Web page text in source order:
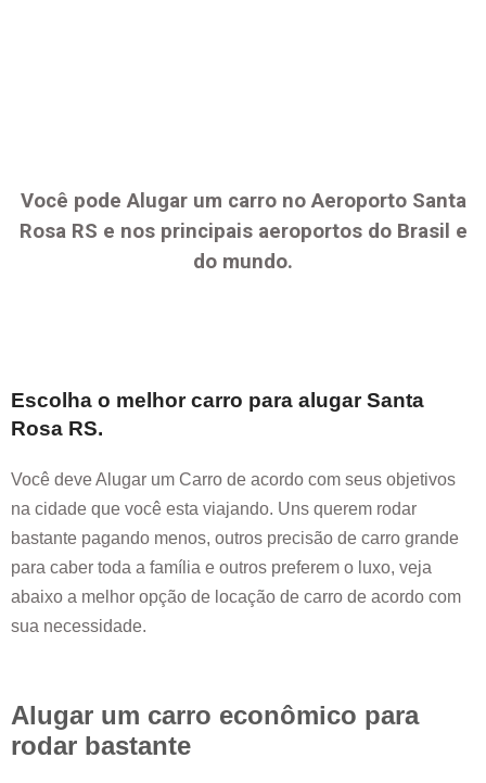
Você pode Alugar um carro no Aeroporto Santa
Rosa RS e nos principais aeroportos do Brasil e
do mundo.
Escolha o melhor carro para alugarSanta
Rosa RS.
Você deve Alugar um Carro de acordo com seus objetivos
na cidade que você esta viajando. Uns querem rodar
bastante pagando menos, outros precisão de carro grande
para caber toda a família e outros preferem o luxo, veja
abaixo a melhor opção de locação de carro de acordo com
sua necessidade.
Alugar um carro econômico para
rodar bastante